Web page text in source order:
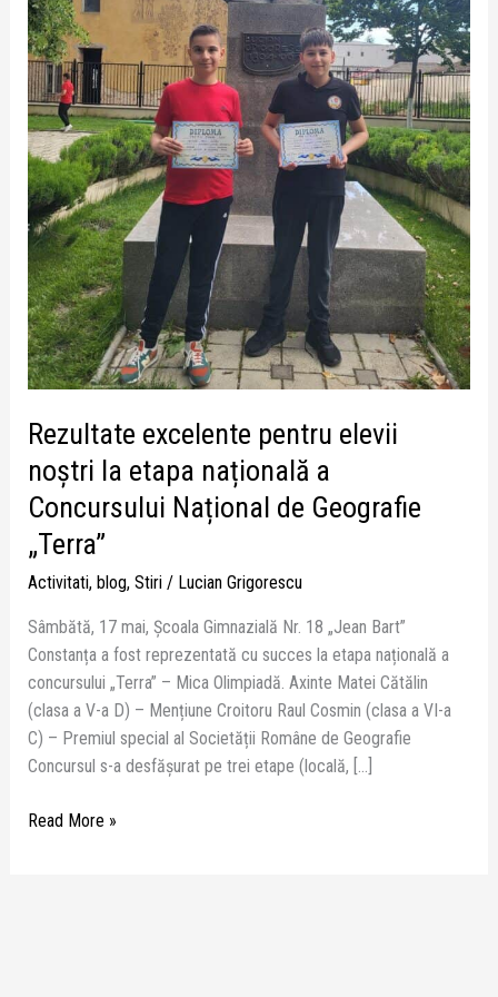
Rezultate excelente pentru elevii
noștri la etapa națională a
Concursului Național de Geografie
„Terra”
Activitati, blog, Stiri/ Lucian Grigorescu
Sâmbătă, 17 mai, Școala Gimnazială Nr. 18 „Jean Bart”
Constanța a fost reprezentată cu succes la etapa națională a
concursului „Terra” – Mica Olimpiadă. Axinte Matei Cătălin
(clasa a V-a D) – Mențiune Croitoru Raul Cosmin (clasa a VI-a
C) – Premiul special al Societății Române de Geografie
Concursul s-a desfășurat pe trei etape (locală, […]
națională
a
Concursului
Național
de
Geografie
„Terra”
Read More »